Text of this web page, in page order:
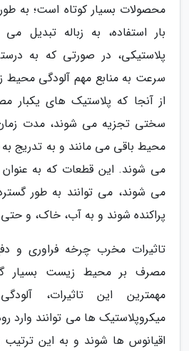
محصولات بسیار کوتاه است؛ به
بار استفاده، به زباله تبدیل
پلاستیکی، در صورتی که به
سرعت به منابع مهم آلودگی
از آنجا که پلاستیک های یکبار
سختی تجزیه می شوند، مدت
محیط باقی می مانند و به تدریج
می شوند. این قطعات که به عنوان
می شوند، می توانند به طور
پراکنده شوند و به آب، خاک، و حتی
تاثیرات مخرب چرخه فراوری و
مصرف بر محیط زیست بسیار
مهمترین این تاثیرات،
میکروپلاستیک ها می توانند وارد
اقیانوس ها شوند و به این ترتیب